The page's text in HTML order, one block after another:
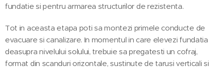
fundatie si pentru armarea structurilor de rezistenta.
Tot in aceasta etapa poti sa montezi primele conducte de
evacuare si canalizare. In momentul in care elevezi fundatia
deasupra nivelului solului, trebuie sa pregatesti un cofraj,
format din scanduri orizontale, sustinute de tarusi verticali si